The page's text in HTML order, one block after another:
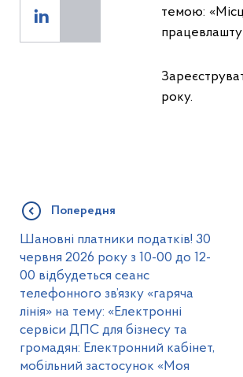
темою:
року.
Попередня
Шановні платники податків! 30
червня 2026 року з 10-00 до 12-
00 відбудеться сеанс
телефонного зв’язку «гаряча
лінія» на тему: «Електронні
сервіси ДПС для бізнесу та
громадян: Електронний кабінет,
мобільний застосунок «Моя